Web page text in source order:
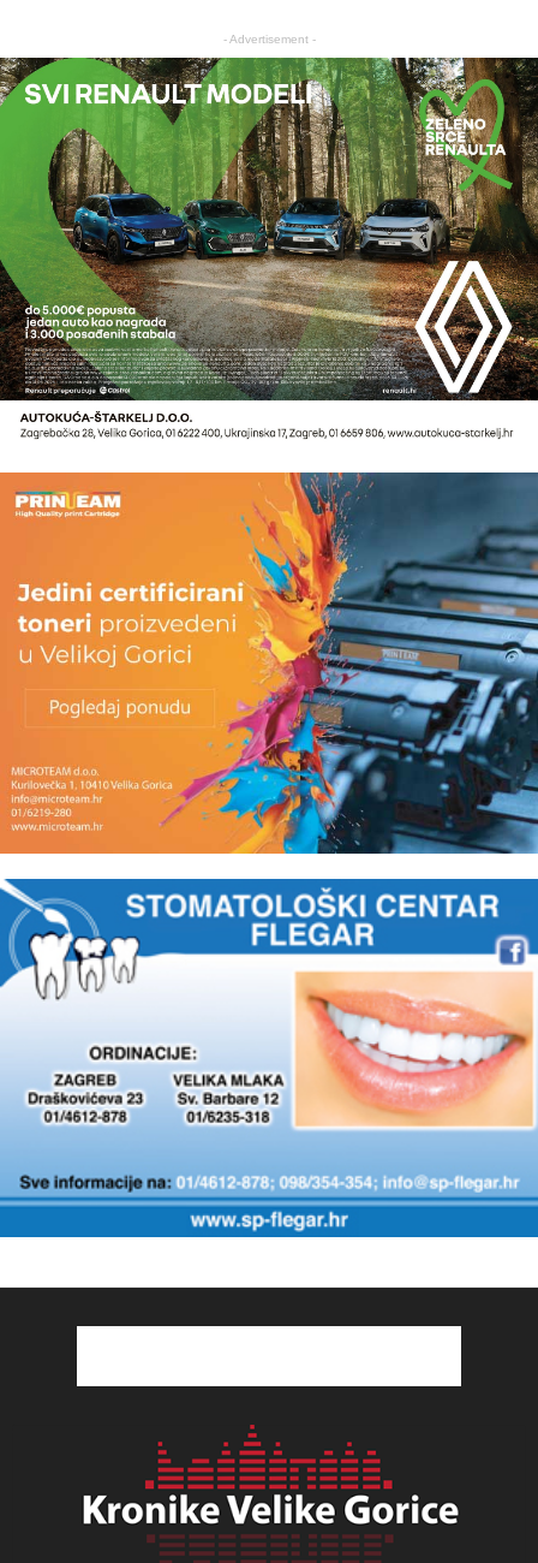
- Advertisement -